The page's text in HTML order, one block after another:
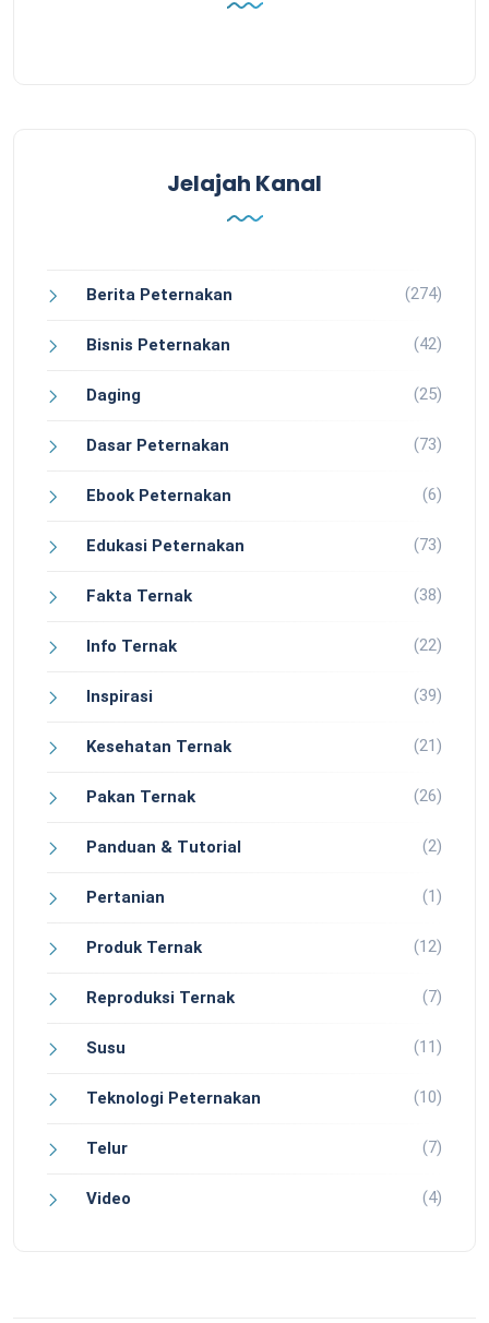
Jelajah Kanal
Berita Peternakan (274)
Bisnis Peternakan (42)
Daging (25)
Dasar Peternakan (73)
Ebook Peternakan (6)
Edukasi Peternakan (73)
Fakta Ternak (38)
Info Ternak (22)
Inspirasi (39)
Kesehatan Ternak (21)
Pakan Ternak (26)
Panduan & Tutorial (2)
Pertanian (1)
Produk Ternak (12)
Reproduksi Ternak (7)
Susu (11)
Teknologi Peternakan (10)
Telur (7)
Video (4)